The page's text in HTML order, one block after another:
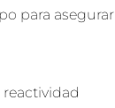
para asegurar